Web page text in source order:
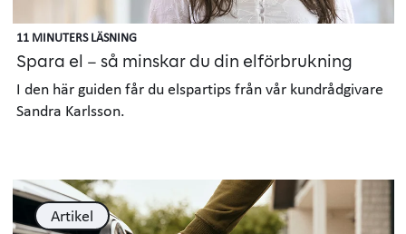
11 MINUTERS LÄSNING
Spara el – så minskar du din elförbrukning
I den här guiden får du elspartips från vår kundrådgivare
Sandra Karlsson.
Artikel